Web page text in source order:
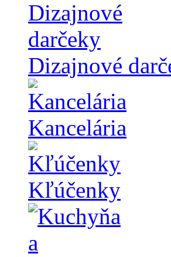
Dizajnové
Kancelária
Kľúčenky